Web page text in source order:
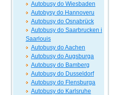
Autobusy do Wiesbaden
Autobysy do Hannoveru
Autobusy do Osnabrück
Autobusy do Saarbrucken i
Saarlouis
Autobusy do Aachen
Autobusy do Augsburga
Autobusy do Bamberg
Autobusy do Dusseldorf
Autobusy do Flensburga
Autobusy do Karlsruhe